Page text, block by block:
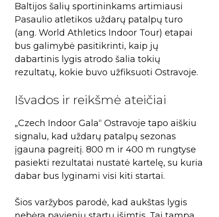
Baltijos šalių sportininkams artimiausi
Pasaulio atletikos uždarų patalpų turo
(ang. World Athletics Indoor Tour) etapai
bus galimybė pasitikrinti, kaip jų
dabartinis lygis atrodo šalia tokių
rezultatų, kokie buvo užfiksuoti Ostravoje.
Išvados ir reikšmė ateičiai
„Czech Indoor Gala“ Ostravoje tapo aiškiu
signalu, kad uždarų patalpų sezonas
įgauna pagreitį. 800 m ir 400 m rungtyse
pasiekti rezultatai nustatė kartelę, su kuria
dabar bus lyginami visi kiti startai.
Šios varžybos parodė, kad aukštas lygis